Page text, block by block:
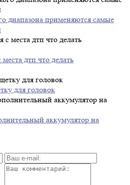
диапазона применяются самые
дтп что делать
для головок
аккумулятор на